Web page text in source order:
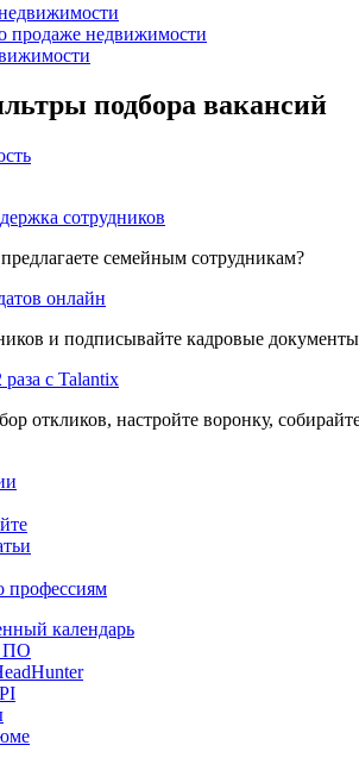
продаже недвижимости
подбора вакансий
сотрудников
семейным сотрудникам?
онлайн
и подписывайте кадровые
раза с Talantix
откликов, настройте воронку,
профессиям
календарь
ПО